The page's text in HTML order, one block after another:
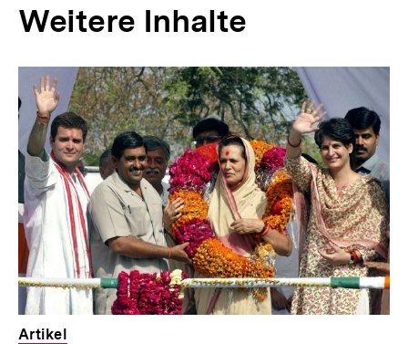
Weitere Inhalte
Inhaltskarousell
für
weitere
Inhalte
Inhaltskarussell
überspringen
Artikel